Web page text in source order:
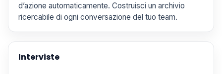
d’azione automaticamente. Costruisci un archivio
ricercabile di ogni conversazione del tuo team.
Interviste